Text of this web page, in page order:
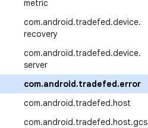
metric
com.android.tradefed.device.
recovery
com.android.tradefed.device.
server
com.android.tradefed.error
com.android.tradefed.host
com.android.tradefed.host.gcs